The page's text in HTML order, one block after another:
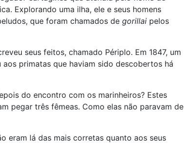
Explorando uma ilha, ele e seus homens
que foram chamados de gorillai pelos
seus feitos, chamado Périplo. Em 1847, um
primatas que haviam sido descobertos há
do encontro com os marinheiros? Estes
pegar três fêmeas. Como elas não paravam de
eram lá das mais corretas quanto aos seus